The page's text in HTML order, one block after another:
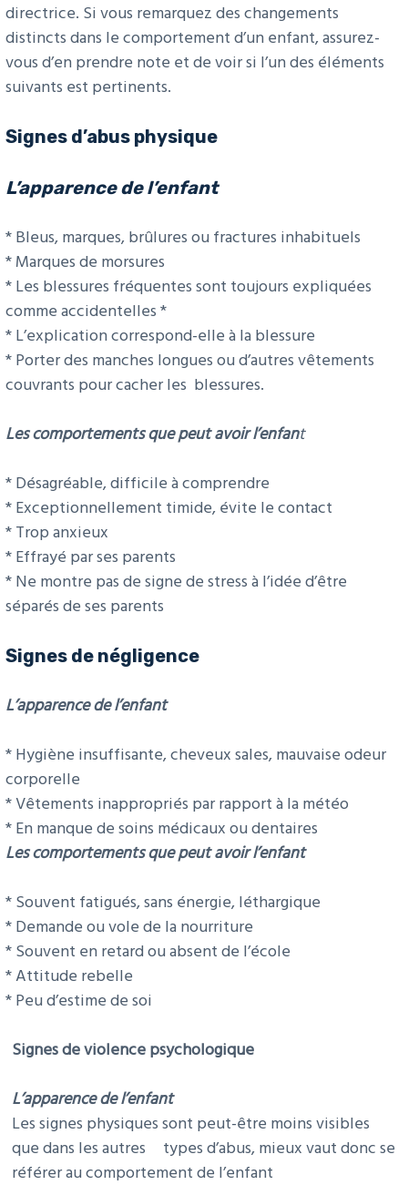
directrice. Si vous remarquez des changements
distincts dans le comportement d’un enfant, assurez-
vous d’en prendre note et de voir si l’un des éléments
suivants est pertinents.
Signes d’abus physique
L’apparence de l’enfant
* Bleus, marques, brûlures ou fractures inhabituels
* Marques de morsures
* Les blessures fréquentes sont toujours expliquées
comme accidentelles *
* L’explication correspond-elle à la blessure
* Porter des manches longues ou d’autres vêtements
couvrants pour cacher les blessures.
Les comportements que peut avoir l’enfant
* Désagréable, difficile à comprendre
* Exceptionnellement timide, évite le contact
* Trop anxieux
* Effrayé par ses parents
* Ne montre pas de signe de stress à l’idée d’être
séparés de ses parents
Signes de négligence
L’apparence de l’enfant
* Hygiène insuffisante, cheveux sales, mauvaise odeur
corporelle
* Vêtements inappropriés par rapport à la météo
* En manque de soins médicaux ou dentaires
Les comportements que peut avoir l’enfant
* Souvent fatigués, sans énergie, léthargique
* Demande ou vole de la nourriture
* Souvent en retard ou absent de l’école
* Attitude rebelle
* Peu d’estime de soi
Signes de violence psychologique
L’apparence de l’enfant
Les signes physiques sont peut-être moins visibles
que dans les autres types d’abus, mieux vaut donc se
référer au comportement de l’enfant